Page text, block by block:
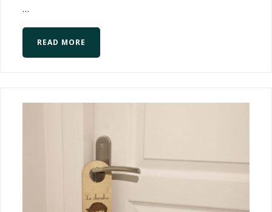
...
READ MORE